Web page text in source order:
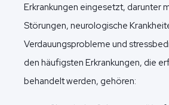
Erkrankungen eingesetzt, darunter
Störungen, neurologische
Verdauungsprobleme und
den häufigsten Erkrankungen, die
behandelt werden, gehören: